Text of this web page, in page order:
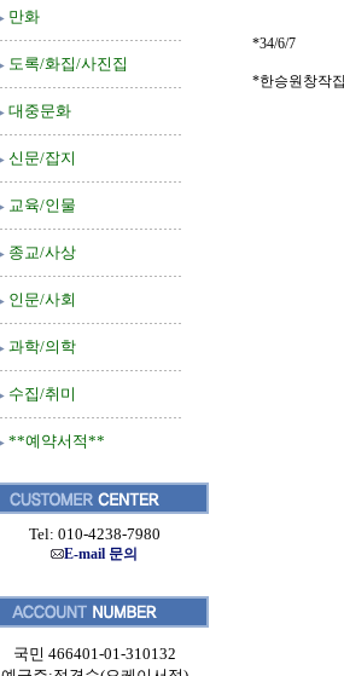
만화
도록/화집/사진집
대중문화
신문/잡지
교육/인물
종교/사상
인문/사회
과학/의학
수집/취미
**예약서적**
Tel: 010-4238-7980
E-mail 문의
국민 466401-01-310132
*34/6/7
*한승원창작